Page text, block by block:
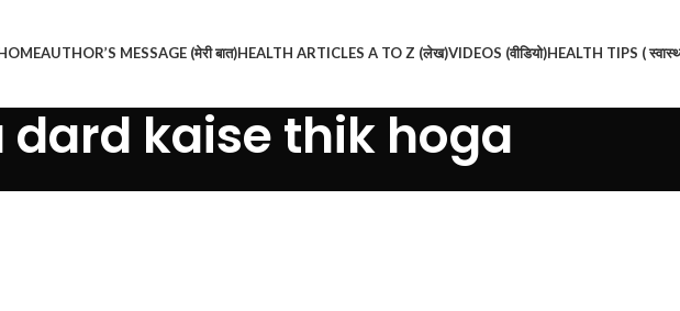
AUTHOR’S MESSAGE (मेरी बात)HEALTH ARTICLES A TO Z (लेख)VIDEOS (वीडियो)HEALTH TIPS (
dard kaise thik hoga